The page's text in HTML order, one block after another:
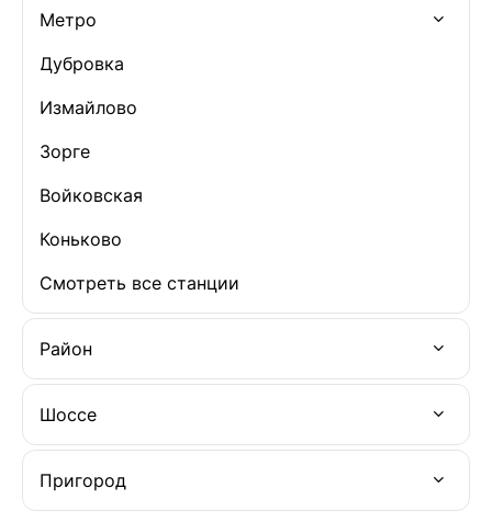
Метро
Дубровка
Измайлово
Зорге
Войковская
Коньково
Смотреть все станции
Район
Шоссе
Пригород